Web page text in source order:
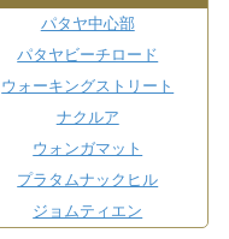
パタヤ中心部
パタヤビーチロード
ウォーキングストリート
ナクルア
ウォンガマット
プラタムナックヒル
ジョムティエン